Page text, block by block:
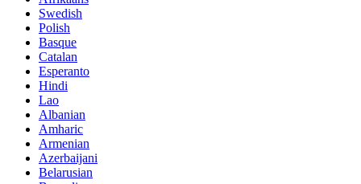
Swedish
Polish
Basque
Catalan
Esperanto
Hindi
Lao
Albanian
Amharic
Armenian
Azerbaijani
Belarusian